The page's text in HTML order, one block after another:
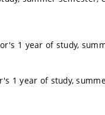
1 year of study,
1 year of study,